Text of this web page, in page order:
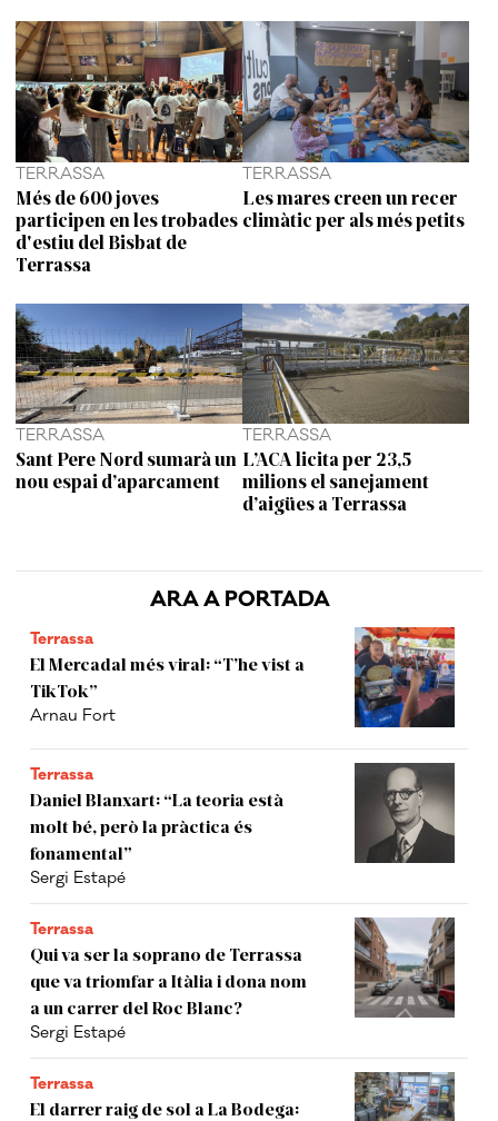
ARA A PORTADA
Terrassa
El Mercadal més viral: “T’he vist a
TikTok”
Arnau Fort
Terrassa
Daniel Blanxart: “La teoria està
molt bé, però la pràctica és
fonamental”
Sergi Estapé
Terrassa
Qui va ser la soprano de Terrassa
que va triomfar a Itàlia i dona nom
a un carrer del Roc Blanc?
Sergi Estapé
Terrassa
El darrer raig de sol a La Bodega:
TERRASSA
Més de 600 joves
participen en les trobades
d'estiu del Bisbat de
Terrassa
TERRASSA
Les mares creen un recer
climàtic per als més petits
TERRASSA
Sant Pere Nord sumarà un
nou espai d’aparcament
TERRASSA
L’ACA licita per 23,5
milions el sanejament
d’aigües a Terrassa